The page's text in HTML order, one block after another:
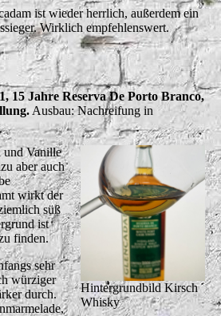
ist wieder herrlich, außerdem ein
Wirklich empfehlenswert.
15 Jahre Reserva De Porto Branco,
Ausbau: Nachreifung in
Hintergrundbild Kirsch
Whisky
und Vanille
aber auch
wirkt der
süß
ist
finden.
sehr
würziger
durch.